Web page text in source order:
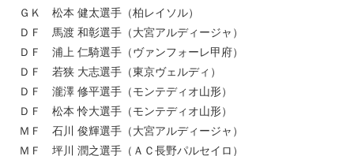
ＧＫ 松本 健太選手（柏レイソル）
ＤＦ 馬渡 和彰選手（大宮アルディージャ）
ＤＦ 浦上 仁騎選手（ヴァンフォーレ甲府）
ＤＦ 若狭 大志選手（東京ヴェルディ）
ＤＦ 瀧澤 修平選手（モンテディオ山形）
ＤＦ 松本 怜大選手（モンテディオ山形）
ＭＦ 石川 俊輝選手（大宮アルディージャ）
ＭＦ 坪川 潤之選手（ＡＣ長野パルセイロ）